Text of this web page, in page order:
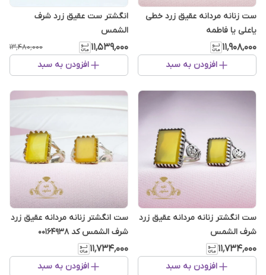
ست زنانه مردانه عقیق زرد خطی
یاعلی یا فاطمه
۱۱٬۹۰۸٬۰۰۰
افزودن به سبد
انگشتر ست عقیق زرد شرف
الشمس
۱۱٬۵۳۹٬۰۰۰ ۱۳٬۴۸۰٬۰۰۰
افزودن به سبد
ست انگشتر زنانه مردانه عقیق زرد
شرف الشمس
۱۱٬۷۳۴٬۰۰۰
افزودن به سبد
ست انگشتر زنانه مردانه عقیق زرد
شرف الشمس کد 00164938
۱۱٬۷۳۴٬۰۰۰
افزودن به سبد